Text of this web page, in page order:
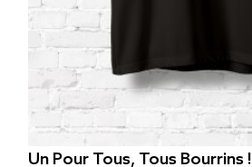
Un Pour Tous, Tous Bourrins !